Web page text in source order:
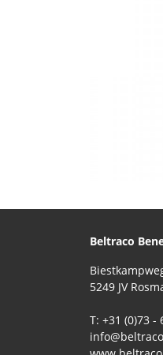
Beltraco
5249 JV
T: +31 (0)73 -